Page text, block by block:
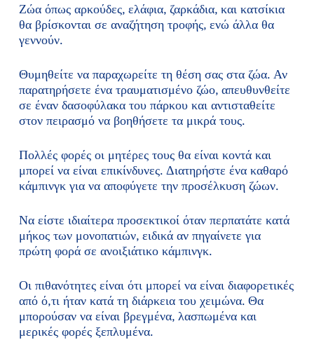
Ζώα όπως αρκούδες, ελάφια, ζαρκάδια, και κατσίκια
θα βρίσκονται σε αναζήτηση τροφής, ενώ άλλα θα
γεννούν.
Θυμηθείτε να παραχωρείτε τη θέση σας στα ζώα. Αν
παρατηρήσετε ένα τραυματισμένο ζώο, απευθυνθείτε
σε έναν δασοφύλακα του πάρκου και αντισταθείτε
στον πειρασμό να βοηθήσετε τα μικρά τους.
Πολλές φορές οι μητέρες τους θα είναι κοντά και
μπορεί να είναι επικίνδυνες. Διατηρήστε ένα καθαρό
κάμπινγκ για να αποφύγετε την προσέλκυση ζώων.
Να είστε ιδιαίτερα προσεκτικοί όταν περπατάτε κατά
μήκος των μονοπατιών, ειδικά αν πηγαίνετε για
πρώτη φορά σε ανοιξιάτικο κάμπινγκ.
Οι πιθανότητες είναι ότι μπορεί να είναι διαφορετικές
από ό,τι ήταν κατά τη διάρκεια του χειμώνα. Θα
μπορούσαν να είναι βρεγμένα, λασπωμένα και
μερικές φορές ξεπλυμένα.